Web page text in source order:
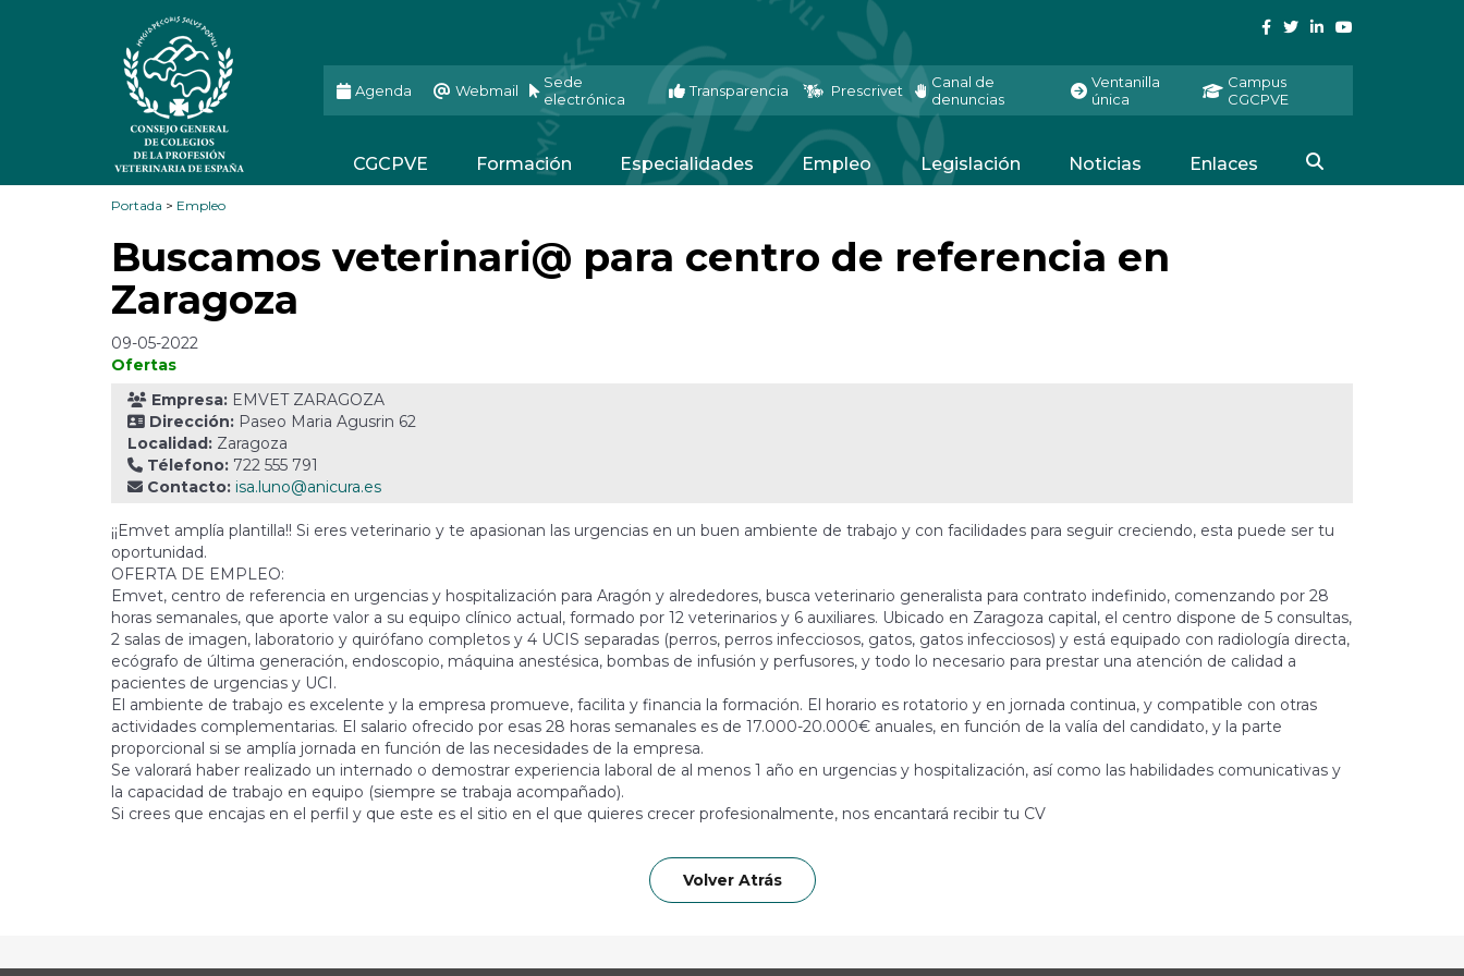
Agenda Webmail
Sede
electrónica
Transparencia Prescrivet
Canal de
denuncias
Ventanilla
única
Campus
CGCPVE
CGCPVE Formación Especialidades Empleo Legislación Noticias Enlaces
Portada > Empleo
Buscamos veterinari@ para centro de referencia en
Zaragoza
09-05-2022
Ofertas
Empresa: EMVET ZARAGOZA
Dirección: Paseo Maria Agusrin 62
Localidad: Zaragoza
Télefono: 722 555 791
Contacto: isa.luno@anicura.es
¡¡Emvet amplía plantilla!! Si eres veterinario y te apasionan las urgencias en un buen ambiente de trabajo y con facilidades para seguir creciendo, esta puede ser tu
oportunidad.
OFERTA DE EMPLEO:
Emvet, centro de referencia en urgencias y hospitalización para Aragón y alrededores, busca veterinario generalista para contrato indefinido, comenzando por 28
horas semanales, que aporte valor a su equipo clínico actual, formado por 12 veterinarios y 6 auxiliares. Ubicado en Zaragoza capital, el centro dispone de 5 consultas,
2 salas de imagen, laboratorio y quirófano completos y 4 UCIS separadas (perros, perros infecciosos, gatos, gatos infecciosos) y está equipado con radiología directa,
ecógrafo de última generación, endoscopio, máquina anestésica, bombas de infusión y perfusores, y todo lo necesario para prestar una atención de calidad a
pacientes de urgencias y UCI.
El ambiente de trabajo es excelente y la empresa promueve, facilita y financia la formación. El horario es rotatorio y en jornada continua, y compatible con otras
actividades complementarias. El salario ofrecido por esas 28 horas semanales es de 17.000-20.000€ anuales, en función de la valía del candidato, y la parte
proporcional si se amplía jornada en función de las necesidades de la empresa.
Se valorará haber realizado un internado o demostrar experiencia laboral de al menos 1 año en urgencias y hospitalización, así como las habilidades comunicativas y
la capacidad de trabajo en equipo (siempre se trabaja acompañado).
Si crees que encajas en el perfil y que este es el sitio en el que quieres crecer profesionalmente, nos encantará recibir tu CV
Volver Atrás